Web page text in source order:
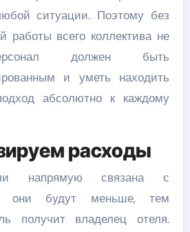
ситуации. Поэтому без
работы всего коллектива не
должен быть
и уметь находить
абсолютно к каждому
расходы
напрямую связана с
они будут меньше, тем
получит владелец отеля.